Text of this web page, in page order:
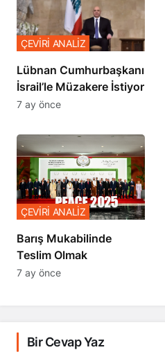
Lübnan Cumhurbaşkanı
İsrail’le Müzakere İstiyor
ÇEVİRİ ANALİZ
7 ay önce
Barış Mukabilinde
Teslim Olmak
ÇEVİRİ ANALİZ
7 ay önce
Bir Cevap Yaz